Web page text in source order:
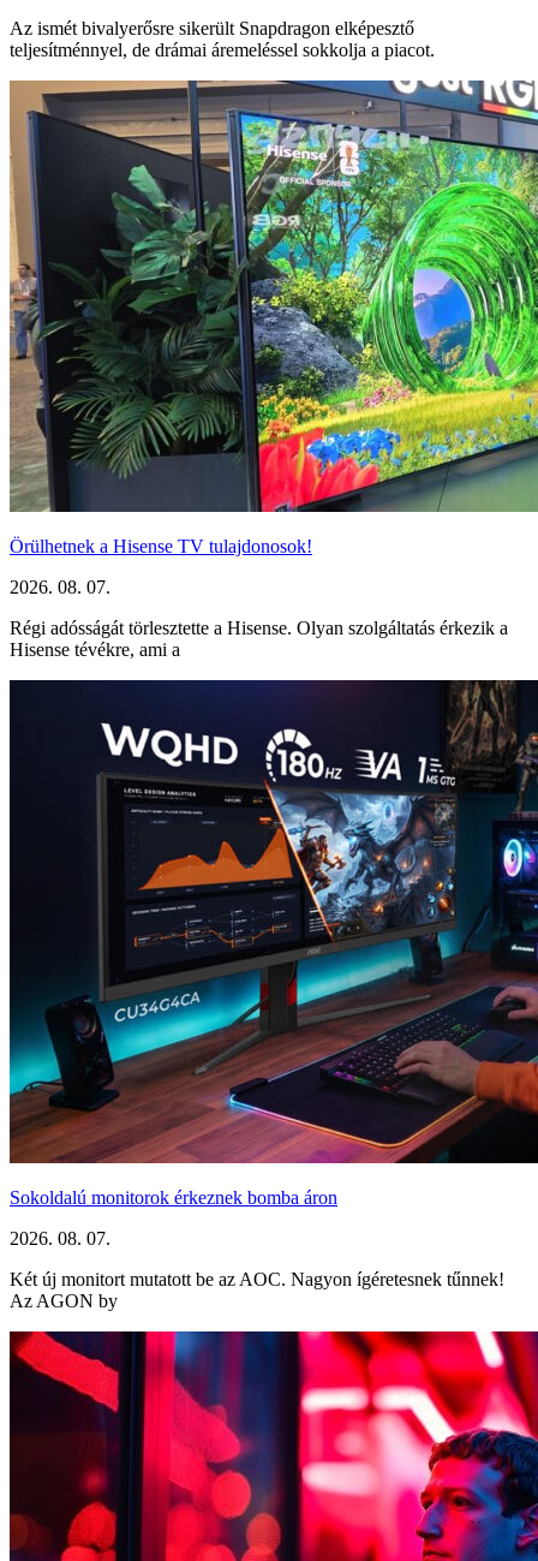
Az ismét bivalyerősre sikerült Snapdragon elképesztő
teljesítménnyel, de drámai áremeléssel sokkolja a piacot.
Örülhetnek a Hisense TV tulajdonosok!
2026. 08. 07.
Régi adósságát törlesztette a Hisense. Olyan szolgáltatás érkezik a
Hisense tévékre, ami a
Sokoldalú monitorok érkeznek bomba áron
2026. 08. 07.
Két új monitort mutatott be az AOC. Nagyon ígéretesnek tűnnek!
Az AGON by